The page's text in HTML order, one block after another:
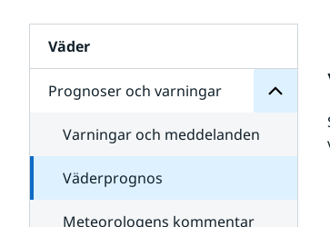
Väder
Prognoser och varningar
för
Varningar och meddelanden
Väderprognos
Meteorologens kommentar